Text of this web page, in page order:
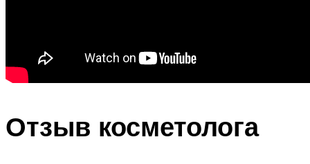
Отзыв косметолога